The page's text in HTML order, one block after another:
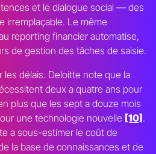
et le dialogue social — des
irremplaçable. Le même
reporting financier automatise,
de gestion des tâches de saisie.
délais. Deloitte note que la
deux a quatre ans pour
plus que les sept a douze mois
une technologie nouvelle [10] .
a sous-estimer le coût de
la base de connaissances et de